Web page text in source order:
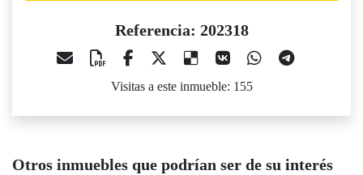
Referencia: 202318
Visitas a este inmueble: 155
Otros inmuebles que podrían ser de su interés